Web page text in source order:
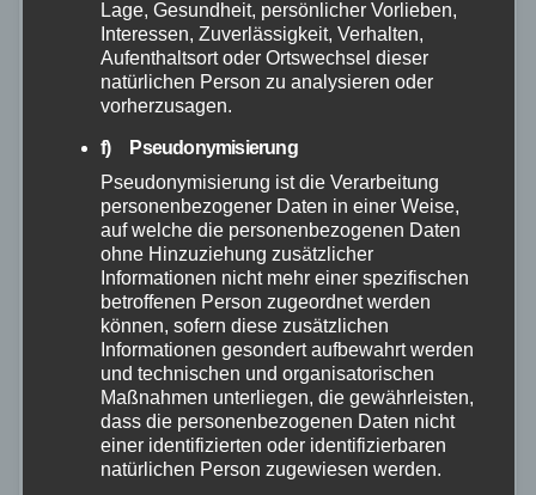
FEUERWEHR POLIZEI RETTUNGSDIENST WESTERWALD
Ultraleichtflugzeug überschlägt sich auf
Flugplatz Ailertchen
23. MAI 2026
Am heutigen Vormittag wurden die Feuerwehren der
Verbandsgemeinde Westerburg um 10:55 Uhr mit
dem Einsatzstichwort „Flugzeugunfall klein“ zum
Flugplatz Flugplatz Ailertchen alarmiert. Als die ersten
Lage, Gesundheit, persönlicher Vorlieben,
Interessen, Zuverlässigkeit, Verhalten,
Aufenthaltsort oder Ortswechsel dieser
natürlichen Person zu analysieren oder
vorherzusagen.
f) Pseudonymisierung
Pseudonymisierung ist die Verarbeitung
personenbezogener Daten in einer Weise,
auf welche die personenbezogenen Daten
ohne Hinzuziehung zusätzlicher
Informationen nicht mehr einer spezifischen
betroffenen Person zugeordnet werden
können, sofern diese zusätzlichen
Informationen gesondert aufbewahrt werden
und technischen und organisatorischen
Maßnahmen unterliegen, die gewährleisten,
dass die personenbezogenen Daten nicht
einer identifizierten oder identifizierbaren
natürlichen Person zugewiesen werden.